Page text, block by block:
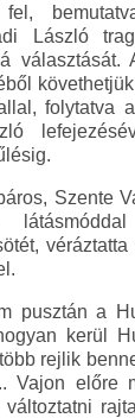
fel,
László
választását.
folytatva
Szente
pusztán a
kerül
rejlik
Vajon előre